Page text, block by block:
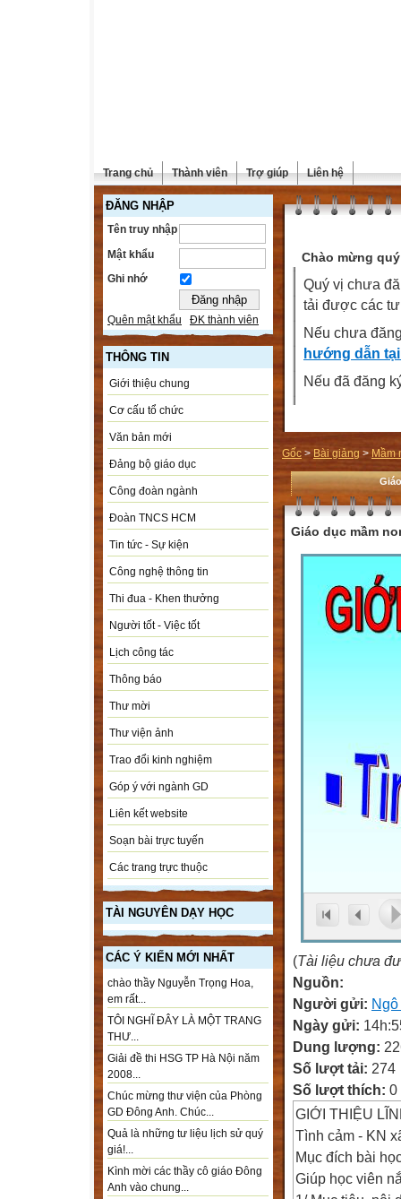
Trang chủ Thành viên Trợ giúp Liên hệ
ĐĂNG NHẬP
Tên truy nhập
Mật khẩu
Ghi nhớ
Quên mật khẩu ĐK thành viên
THÔNG TIN
Giới thiệu chung
Cơ cấu tổ chức
Văn bản mới
Đảng bộ giáo dục
Công đoàn ngành
Đoàn TNCS HCM
Tin tức - Sự kiện
Công nghệ thông tin
Thi đua - Khen thưởng
Người tốt - Việc tốt
Lịch công tác
Thông báo
Thư mời
Thư viện ảnh
Trao đổi kinh nghiệm
Góp ý với ngành GD
Liên kết website
Soạn bài trực tuyến
Các trang trực thuộc
TÀI NGUYÊN DẠY HỌC
CÁC Ý KIẾN MỚI NHẤT
chào thầy Nguyễn Trọng Hoa,
em rất...
TÔI NGHĨ ĐÂY LÀ MỘT TRANG
THƯ...
Giải đề thi HSG TP Hà Nội năm
2008...
Chúc mừng thư viện của Phòng
GD Đông Anh. Chúc...
Quả là những tư liệu lịch sử quý
giá!...
Kình mời các thầy cô giáo Đông
Anh vào chung...
Chào mừng
Quý vị chưa
tải được các
Nếu chưa
hướng dẫn
Nếu đã đăng
Gốc > Bài giảng > Mầm
Giáo dục mầm
(Tài liệu chưa
Nguồn:
Người gửi:
Ngày gửi:
Dung lượng:
Số lượt tải: 274
Số lượt thích: 0
GIỚI THIỆU
Tình cảm - KN
Mục đích bài
Giúp học viên